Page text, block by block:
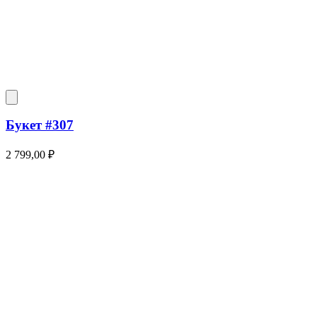
Букет #307
2 799,00 ₽